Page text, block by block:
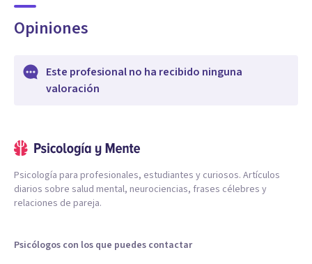
Opiniones
Este profesional no ha recibido ninguna
valoración
Psicología para profesionales, estudiantes y curiosos. Artículos
diarios sobre salud mental, neurociencias, frases célebres y
relaciones de pareja.
Psicólogos con los que puedes contactar